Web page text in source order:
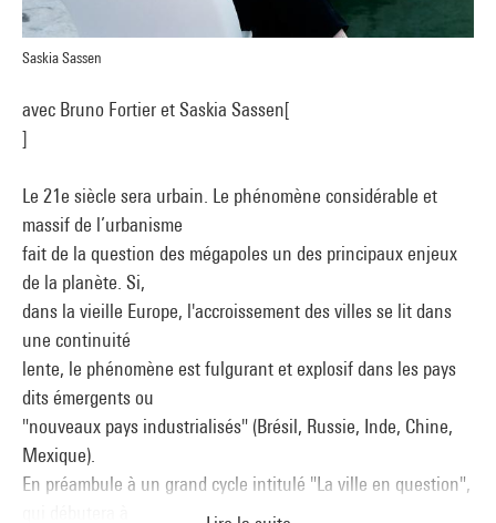
Saskia Sassen
avec Bruno Fortier et Saskia Sassen[
]
Le 21e siècle sera urbain. Le phénomène considérable et
massif de l’urbanisme
fait de la question des mégapoles un des principaux enjeux
de la planète. Si,
dans la vieille Europe, l'accroissement des villes se lit dans
une continuité
lente, le phénomène est fulgurant et explosif dans les pays
dits émergents ou
"nouveaux pays industrialisés" (Brésil, Russie, Inde, Chine,
Mexique).
En préambule à un grand cycle intitulé "La ville en question",